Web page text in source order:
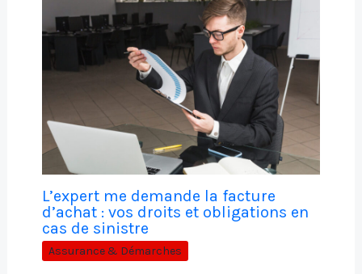
L’expert me demande la facture
d’achat : vos droits et obligations en
cas de sinistre
Assurance & Démarches